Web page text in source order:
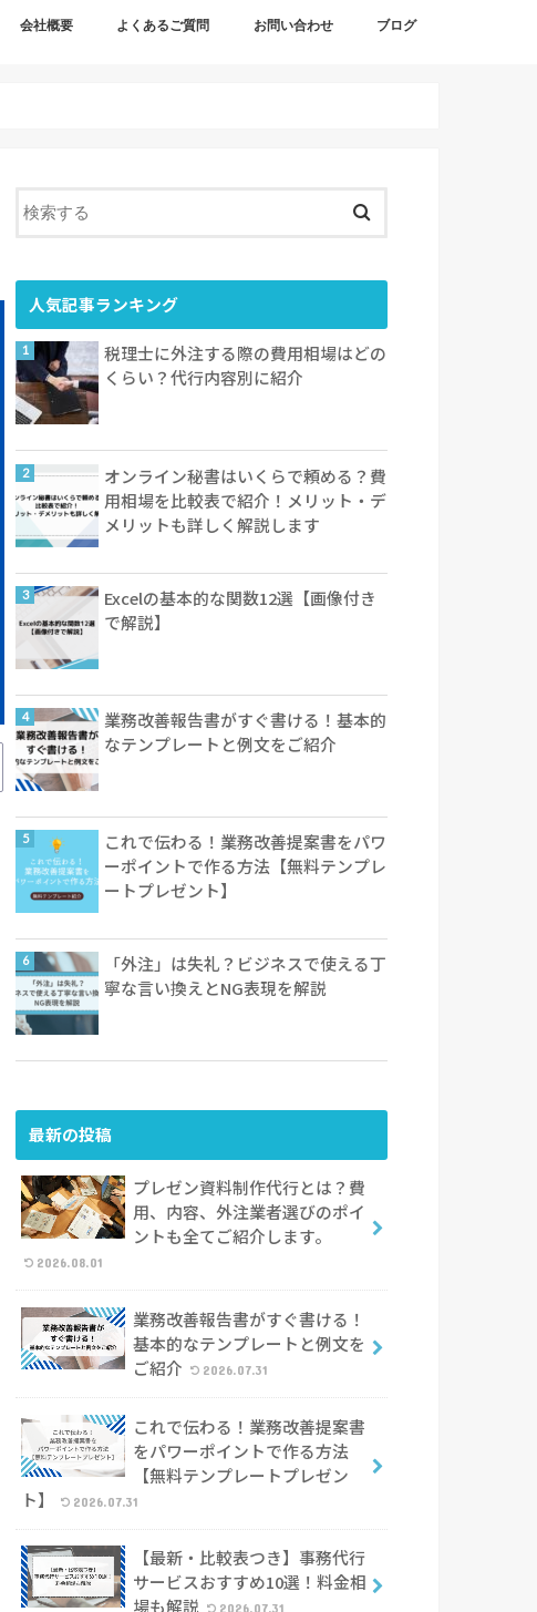
会社概要 よくあるご質問 お問い合わせ ブログ
人気記事ランキング
税理士に外注する際の費用相場はどの
くらい？代行内容別に紹介
オンライン秘書はいくらで頼める？費
用相場を比較表で紹介！メリット・デ
メリットも詳しく解説します
Excelの基本的な関数12選【画像付き
で解説】
業務改善報告書がすぐ書ける！基本的
なテンプレートと例文をご紹介
これで伝わる！業務改善提案書をパワ
ーポイントで作る方法【無料テンプレ
ートプレゼント】
「外注」は失礼？ビジネスで使える丁
寧な言い換えとNG表現を解説
最新の投稿
プレゼン資料制作代行とは？費
用、内容、外注業者選びのポイ
ントも全てご紹介します。
2026.08.01
業務改善報告書がすぐ書ける！
基本的なテンプレートと例文を
ご紹介
2026.07.31
これで伝わる！業務改善提案書
をパワーポイントで作る方法
【無料テンプレートプレゼン
ト】
2026.07.31
【最新・比較表つき】事務代行
サービスおすすめ10選！料金相
場も解説
2026.07.31